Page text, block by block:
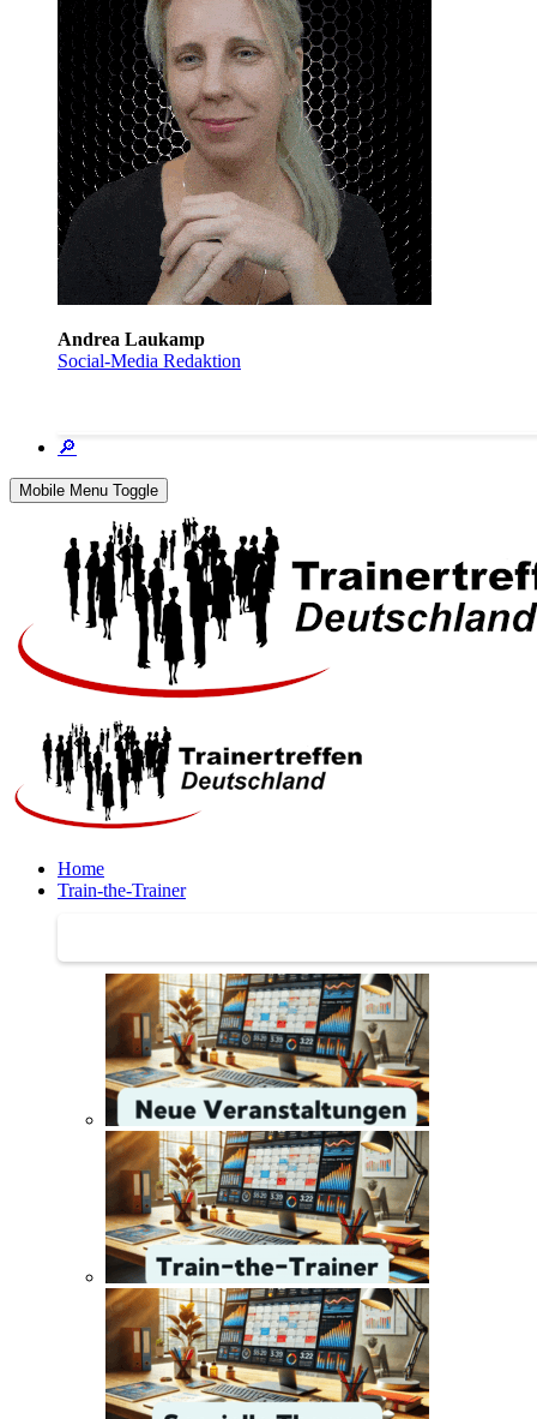
Andrea Laukamp
Social-Media Redaktion
🔎
Mobile Menu Toggle
Home
Train-the-Trainer